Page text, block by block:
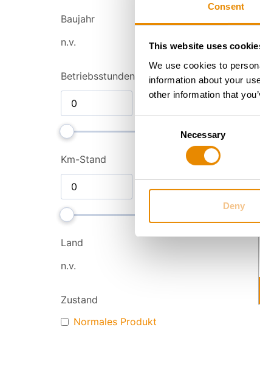
Consent
This website uses
We use cookies to
information about your
other information that
Necessary
Deny
Baujahr
n.v.
Betriebsstunden
Km-Stand
Land
n.v.
Zustand
Normales Produkt